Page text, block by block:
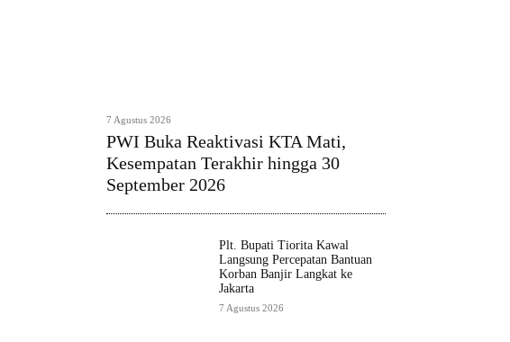
7 Agustus 2026
PWI Buka Reaktivasi KTA Mati,
Kesempatan Terakhir hingga 30
September 2026
Plt. Bupati Tiorita Kawal
Langsung Percepatan Bantuan
Korban Banjir Langkat ke
Jakarta
7 Agustus 2026